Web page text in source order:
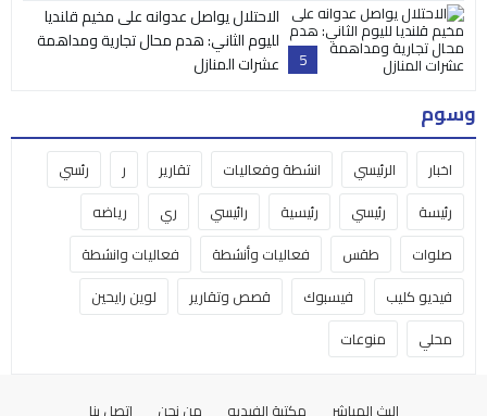
5
الاحتلال يواصل عدوانه على مخيم قلنديا
لليوم الثاني: هدم محال تجارية ومداهمة
عشرات المنازل
وسوم
اخبار الرئيسي انشطة وفعاليات تقارير ر
رئسي
رئيسة
رئيسي رئيسية رائيسي ري
رياضه
صلوات
طقس فعاليات وأنشطة
فعاليات وانشطة
فيديو كليب
فيسبوك قصص وتقارير
لوين رايحين
محلي
منوعات
البث المباشر مكتبة الفيديو من نحن اتصل بنا